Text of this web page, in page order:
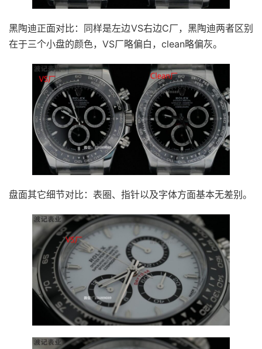
黑陶迪正面对比：同样是左边VS右边C厂，黑陶迪两者区别
在于三个小盘的颜色，VS厂略偏白，clean略偏灰。
盘面其它细节对比：表圈、指针以及字体方面基本无差别。